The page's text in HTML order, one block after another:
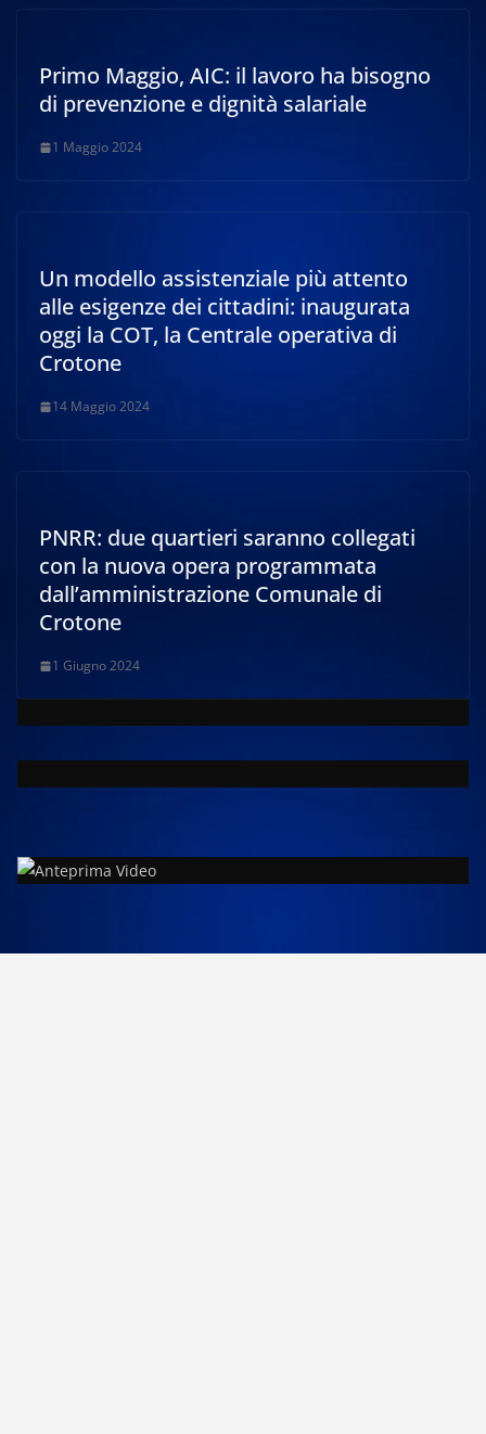
Primo Maggio, AIC: il lavoro ha bisogno
di prevenzione e dignità salariale
1 Maggio 2024
Un modello assistenziale più attento
alle esigenze dei cittadini: inaugurata
oggi la COT, la Centrale operativa di
Crotone
14 Maggio 2024
PNRR: due quartieri saranno collegati
con la nuova opera programmata
dall’amministrazione Comunale di
Crotone
1 Giugno 2024